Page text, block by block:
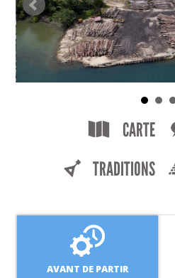
CARTE
TRADITIONS
AVANT DE PARTIR